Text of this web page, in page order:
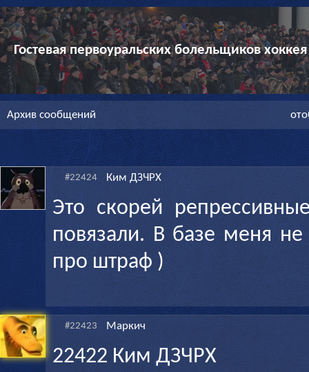
Гостевая первоуральских болельщиков
Архив сообщений
#22424 Ким ДЗЧРХ
Это скорей
повязали. В базе меня
про штраф )
#22423 Маркич
22422 Ким ДЗЧРХ